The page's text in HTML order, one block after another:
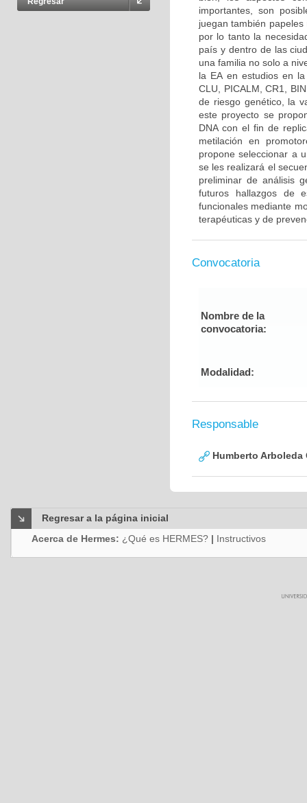
importantes, son
juegan también
por lo tanto la
país y dentro de las
una familia no solo a
la EA en estudios en
CLU, PICALM, CR1,
de riesgo genético, la
este proyecto se
DNA con el fin de
metilación en
propone seleccionar a
se les realizará el
preliminar de análisis
futuros hallazgos de
funcionales mediante
terapéuticas y de
Convocatoria
Nombre de la
convocatoria:
Modalidad:
Responsable
Humberto Arboleda
Regresar a la página inicial
Acerca de Hermes: ¿Qué es HERMES? | Instructivos